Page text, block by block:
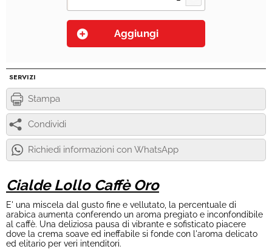
SERVIZI
Stampa
Condividi
Richiedi informazioni con WhatsApp
Cialde Lollo Caffè Oro
E' una miscela dal gusto fine e vellutato, la percentuale di
arabica aumenta conferendo un aroma pregiato e inconfondibile
al caffè. Una deliziosa pausa di vibrante e sofisticato piacere
dove la crema soave ed ineffabile si fonde con l'aroma delicato
ed elitario per veri intenditori.